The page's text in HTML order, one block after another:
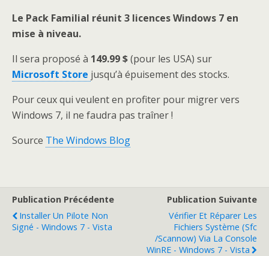
Le Pack Familial réunit 3 licences Windows 7 en
mise à niveau.
Il sera proposé à 149.99 $(pour les USA) sur
Microsoft Store jusqu’à épuisement des stocks.
Pour ceux qui veulent en profiter pour migrer vers
Windows 7, il ne faudra pas traîner !
Source The Windows Blog
Publication Précédente
Installer Un Pilote Non
Signé - Windows 7 - Vista
Publication Suivante
Vérifier Et Réparer Les
Fichiers Système (sfc
/scannow) Via La Console
WinRE - Windows 7 - Vista